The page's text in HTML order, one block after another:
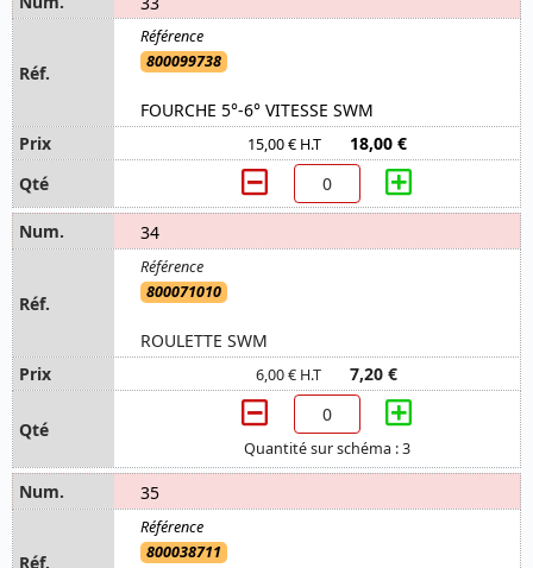
800099738
FOURCHE 5°-6° VITESSE SWM
15,00 € H.T 18,00 €
34
800071010
ROULETTE SWM
6,00 € H.T 7,20 €
Quantité sur schéma : 3
35
800038711